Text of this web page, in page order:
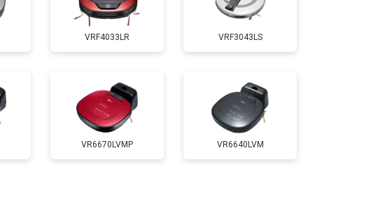
VRF4033LR VRF3043LS
VR6670LVMP VR6640LVM